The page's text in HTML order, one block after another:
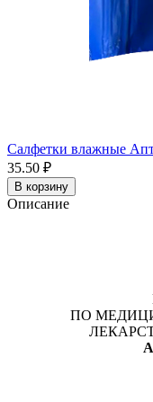
Салфетки влажные
35.50 ₽
В корзину
Описание
ПО